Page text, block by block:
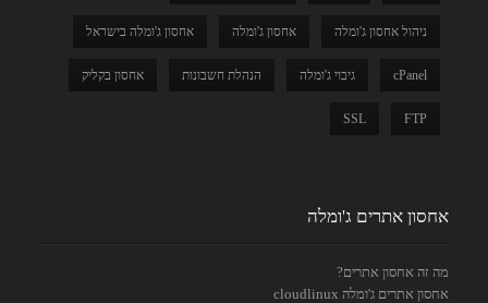
ניהול אחסון ג'ומלה אחסון ג'ומלה אחסון ג'ומלה בישראל
cPanel גיבוי ג'ומלה הנהלת חשבונות אחסון בקליק
FTP
SSL
אחסון אתרים ג'ומלה
מה זה אחסון אתרים?
אחסון אתרים ג'ומלה cloudlinux